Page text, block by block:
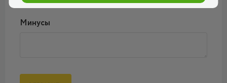
Минусы